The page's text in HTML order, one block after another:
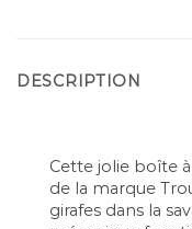
DESCRIPTION
Cette jolie boîte
de la marque
girafes dans la